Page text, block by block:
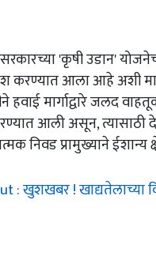
'कृषी उडान'
करण्यात आला आहे अशी
हवाई मार्गाद्वारे जलद
आली असून,
निवड प्रामुख्याने
: खुशखबर ! खाद्यतेलाच्या